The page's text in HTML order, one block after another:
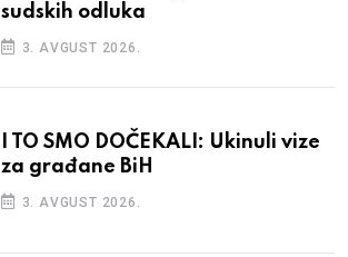
sudskih odluka
3. AVGUST 2026.
I TO SMO DOČEKALI: Ukinuli vize
za građane BiH
3. AVGUST 2026.